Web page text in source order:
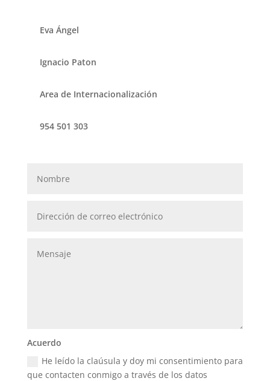
Eva Ángel
Ignacio Paton
Area de Internacionalización
954 501 303
Acuerdo
He leído la claúsula y doy mi consentimiento para
que contacten conmigo a través de los datos